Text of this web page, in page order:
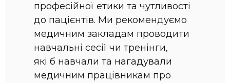
професійної етики та чутливості
до пацієнтів. Ми рекомендуємо
медичним закладам проводити
навчальні сесії чи тренінги,
які б навчали та нагадували
медичним працівникам про